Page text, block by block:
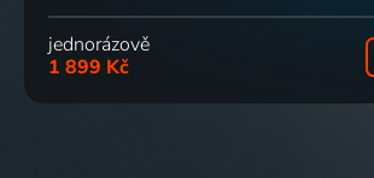
jednorázově
1 899 Kč